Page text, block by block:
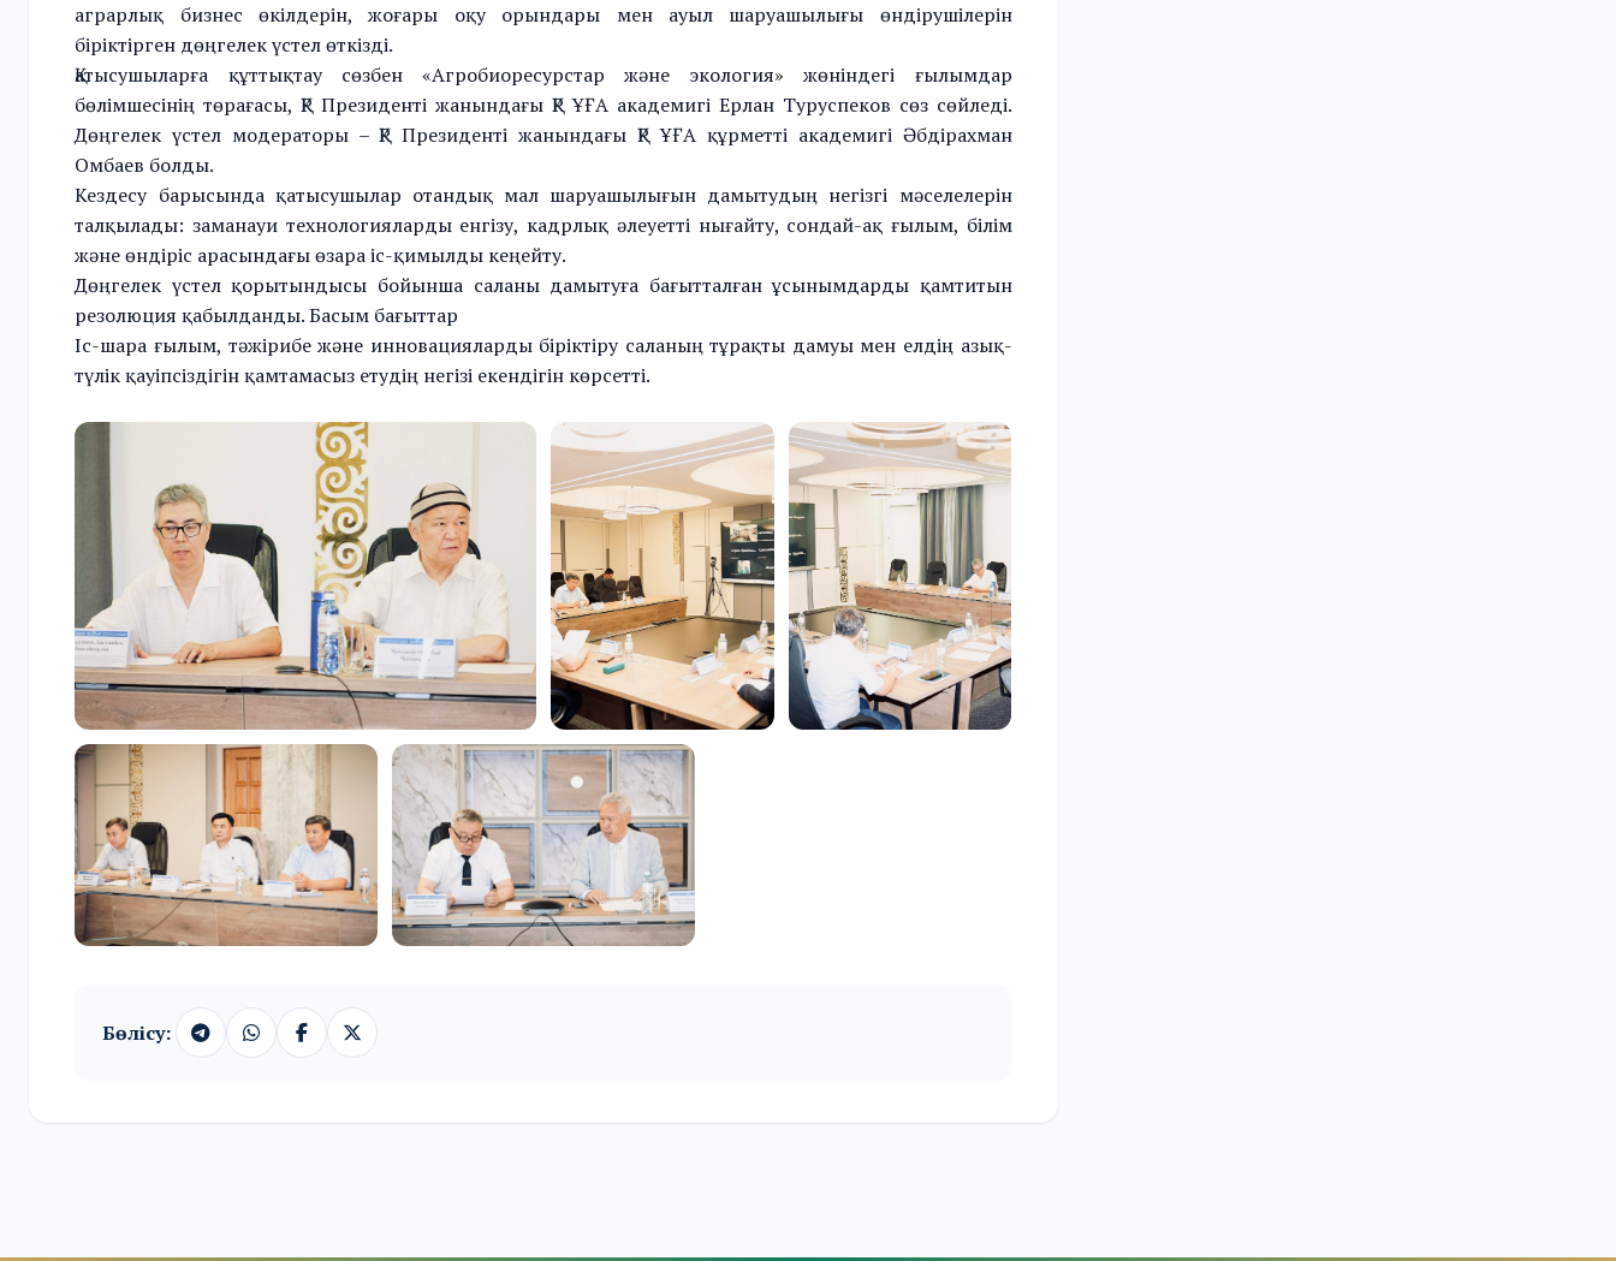
аграрлық бизнес өкілдерін, жоғары оқу орындары мен ауыл шаруашылығы өндірушілерін
біріктірген дөңгелек үстел өткізді.
Қатысушыларға құттықтау сөзбен «Агробиоресурстар және экология» жөніндегі ғылымдар
бөлімшесінің төрағасы, ҚР Президенті жанындағы ҚР ҰҒА академигі Ерлан Туруспеков сөз сөйледі.
Дөңгелек үстел модераторы – ҚР Президенті жанындағы ҚР ҰҒА құрметті академигі Әбдірахман
Омбаев болды.
Кездесу барысында қатысушылар отандық мал шаруашылығын дамытудың негізгі мәселелерін
талқылады: заманауи технологияларды енгізу, кадрлық әлеуетті нығайту, сондай-ақ ғылым, білім
және өндіріс арасындағы өзара іс-қимылды кеңейту.
Дөңгелек үстел қорытындысы бойынша саланы дамытуға бағытталған ұсынымдарды қамтитын
резолюция қабылданды. Басым бағыттар
Іс-шара ғылым, тәжірибе және инновацияларды біріктіру саланың тұрақты дамуы мен елдің азық-
түлік қауіпсіздігін қамтамасыз етудің негізі екендігін көрсетті.
Бөлісу: